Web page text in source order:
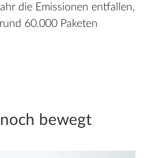
die Emissionen entfallen,
60.000 Paketen
bewegt